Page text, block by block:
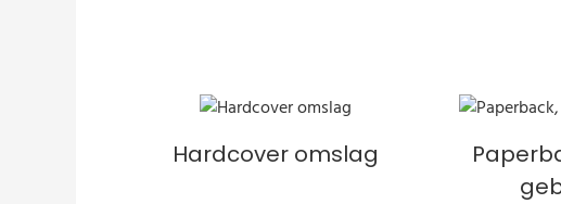
Hardcover omslag